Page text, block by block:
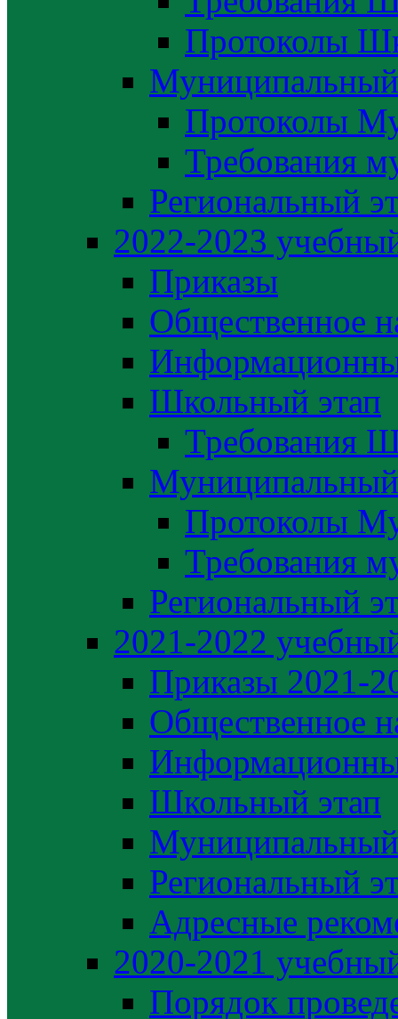
Протоколы
Муниципальный
Протоколы
Требования
Региональный
2022-2023
Приказы
Общественное
Школьный этап
Требования
Муниципальный
Протоколы
Требования
Региональный
2021-2022
Приказы 2021-
Общественное
Школьный этап
Муниципальный
Региональный
Адресные
2020-2021
Порядок